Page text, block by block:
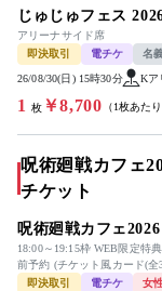
じゅじゅフェス
アリーナサイド席
即決取引
電チケ 名
26/08/30(日) 15時30分 Kア
1 枚￥8,700 （1枚あたり
呪術廻戦カフェ
チケット
呪術廻戦カフェ
18:00～19:15枠 WEB限定特
即決取引
電チケ 女